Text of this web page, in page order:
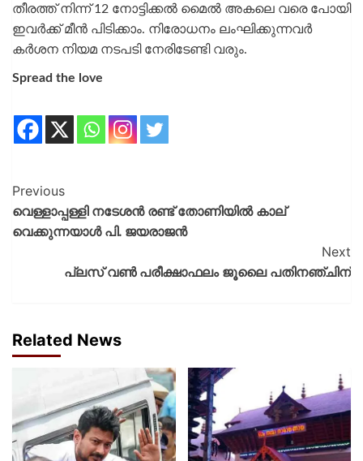
തീരത്ത് നിന്ന് 12 നോട്ടിക്കൽ മൈൽ അകലെ വരെ പോയി
ഇവർക്ക് മീൻ പിടിക്കാം. നിരോധനം ലംഘിക്കുന്നവർ
കർശന നിയമ നടപടി നേരിടേണ്ടി വരും.
Spread the love
Previous
വെള്ളാപ്പള്ളി നടേശൻ രണ്ട് തോണിയിൽ കാല്
വെക്കുന്നയാൾ പി. ജയരാജൻ
Next
പ്ലസ് വണ്‍ പരീക്ഷാഫലം ജൂലൈ പതിനഞ്ചിന്
Related News